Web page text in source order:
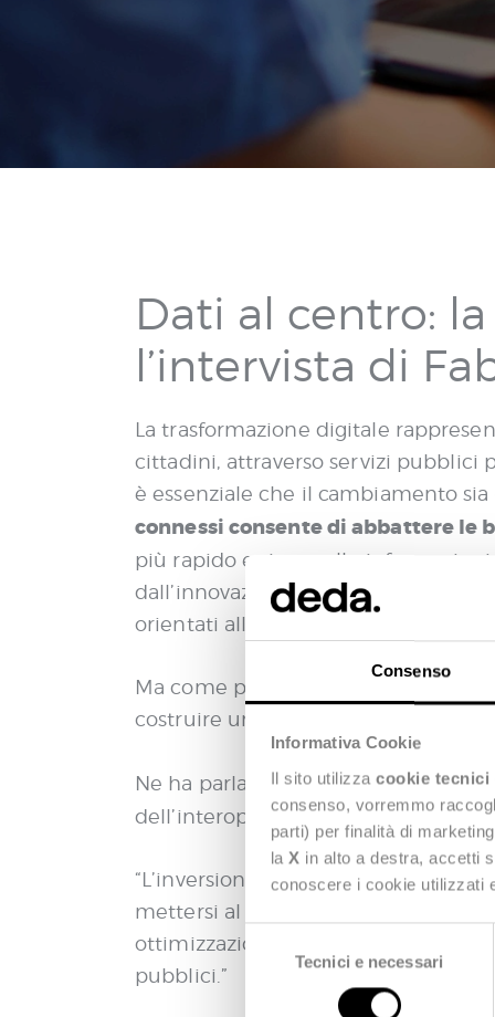
Consenso
Informativa Cookie
Il sito utilizza cookie tecnici
consenso, vorremmo
parti) per finalità di
la X in alto a destra, accetti
conoscere i cookie utilizzati
Tecnici e necessari
Dati al centro:
l’intervista di
La trasformazione digitale
cittadini, attraverso servizi pubblici
è essenziale che il cambiamento
connessi consente di abbattere
più rapido e sicuro alle
dall’innovazione,
orientati alle reali esigenze di
Ma come possiamo trasformare
costruire un sistema realmente
Ne ha parlato ilnostro CEO, Fabio
dell’interoperabilità nella
“L’inversione di paradigma è
mettersi al servizio del cittadino.
ottimizzazione delle risorse e
pubblici.”